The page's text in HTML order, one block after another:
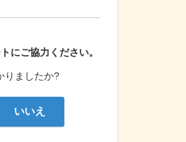
にご協力ください。
りましたか?
いいえ